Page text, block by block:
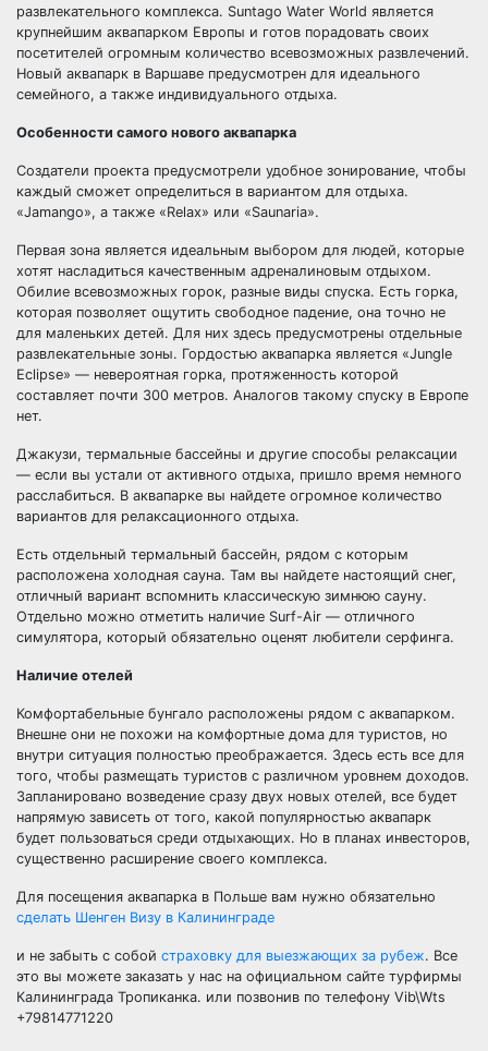
развлекательного комплекса. Suntago Water World является
крупнейшим аквапарком Европы и готов порадовать своих
посетителей огромным количество всевозможных развлечений.
Новый аквапарк в Варшаве предусмотрен для идеального
семейного, а также индивидуального отдыха.
Особенности самого нового аквапарка
Создатели проекта предусмотрели удобное зонирование, чтобы
каждый сможет определиться в вариантом для отдыха.
«Jamango», а также «Relax» или «Saunaria».
Первая зона является идеальным выбором для людей, которые
хотят насладиться качественным адреналиновым отдыхом.
Обилие всевозможных горок, разные виды спуска. Есть горка,
которая позволяет ощутить свободное падение, она точно не
для маленьких детей. Для них здесь предусмотрены отдельные
развлекательные зоны. Гордостью аквапарка является «Jungle
Eclipse» — невероятная горка, протяженность которой
составляет почти 300 метров. Аналогов такому спуску в Европе
нет.
Джакузи, термальные бассейны и другие способы релаксации
— если вы устали от активного отдыха, пришло время немного
расслабиться. В аквапарке вы найдете огромное количество
вариантов для релаксационного отдыха.
Есть отдельный термальный бассейн, рядом с которым
расположена холодная сауна. Там вы найдете настоящий снег,
отличный вариант вспомнить классическую зимнюю сауну.
Отдельно можно отметить наличие Surf-Air — отличного
симулятора, который обязательно оценят любители серфинга.
Наличие отелей
Комфортабельные бунгало расположены рядом с аквапарком.
Внешне они не похожи на комфортные дома для туристов, но
внутри ситуация полностью преображается. Здесь есть все для
того, чтобы размещать туристов с различном уровнем доходов.
Запланировано возведение сразу двух новых отелей, все будет
напрямую зависеть от того, какой популярностью аквапарк
будет пользоваться среди отдыхающих. Но в планах инвесторов,
существенно расширение своего комплекса.
Для посещения аквапарка в Польше вам нужно обязательно
сделать Шенген Визу в Калининграде
и не забыть с собой страховку для выезжающих за рубеж. Все
это вы можете заказать у нас на официальном сайте турфирмы
Калининграда Тропиканка. или позвонив по телефону Vib\Wts
+79814771220